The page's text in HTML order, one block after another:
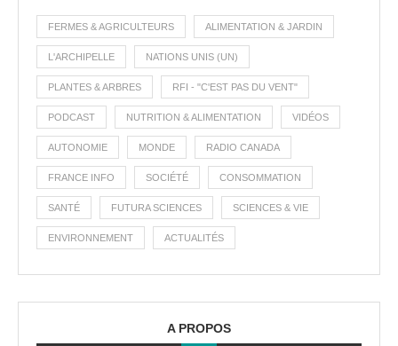
FERMES & AGRICULTEURS ALIMENTATION & JARDIN
L'ARCHIPELLE NATIONS UNIS (UN)
PLANTES & ARBRES RFI - "C'EST PAS DU VENT"
PODCAST NUTRITION & ALIMENTATION VIDÉOS
AUTONOMIE MONDE RADIO CANADA
FRANCE INFO SOCIÉTÉ CONSOMMATION
SANTÉ FUTURA SCIENCES SCIENCES & VIE
ENVIRONNEMENT ACTUALITÉS
A PROPOS